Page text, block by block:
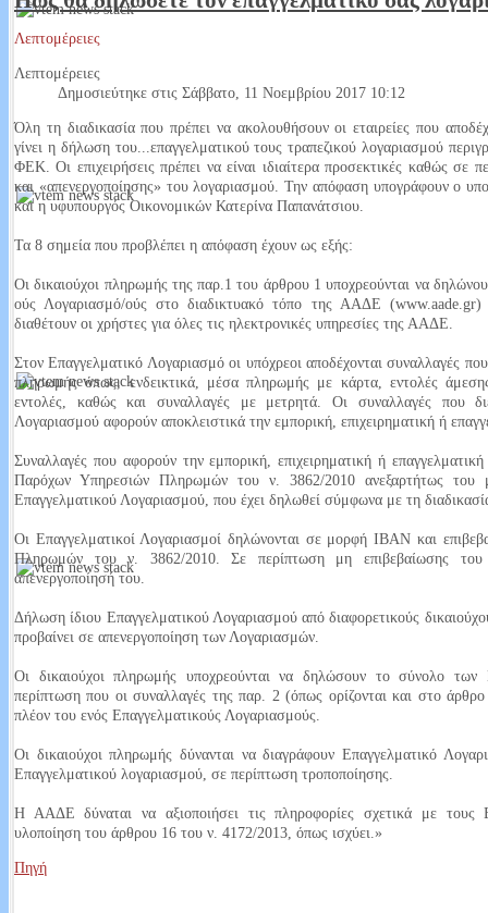
Αυτή είναι η κουλτούρα μας; Το αρχοντικό του Τριαντάφυλλου
Ο Αμορανίτης, Τριαντάφυλλος γεννήθηκε στην Αμόρανη το 1808 και
Read More...
Έχω μάτια και βλέπω. Σοκάρουν τα στοιχεία από την μεταδημότευση
Στις τελευταίες βουλευτικές εκλογές 307 ήταν οι εγγεγραμμένοι στους
Σύμφωνα με τις τελευταίες μεταδημοτεύσεις έφτασαν περίπου τους 340.
Read More...
Που είναι οι εικόνες οεο;
Καυτή πατάτα που κανένας δεν τη αγγίζει και κανένας δεν παίρνει θέση.
ασχολούνται δεν μιλάνε δημοσίως βλέπετε πάνω από όλα οι δημόσιες
Ως πότε θα πληρώνουμε την ΔΕΥΑΝ;
Μια επιστολή που πέρασε στα ψιλά εν μέσω κρίσης, η ανάλυση του
καταλληλότητα του νερού στα χωριά της Ορεινής Ναυπακτίας, η
Read More...
Λεπτομέρειες
Λεπτομέρειες
Δημοσιεύτηκε στις Σάββατο, 11 Νοεμβρίου 2017 10:12
Όλη τη διαδικασία που πρέπει να ακολουθήσουν οι εταιρείες που
γίνει η δήλωση του... επαγγελματικού τους τραπεζικού λογαριασμού
ΦΕΚ. Οι επιχειρήσεις πρέπει να είναι ιδιαίτερα προσεκτικές καθώς σε
και «απενεργοποίησης» του λογαριασμού. Την απόφαση υπογράφουν ο
και η υφυπουργός Οικονομικών Κατερίνα Παπανάτσιου.
Τα 8 σημεία που προβλέπει η απόφαση έχουν ως εξής:
Οι δικαιούχοι πληρωμής της παρ.1 του άρθρου 1 υποχρεούνται να
ούς Λογαριασμό/ούς στο διαδικτυακό τόπο της ΑΑΔΕ
διαθέτουν οι χρήστες για όλες τις ηλεκτρονικές υπηρεσίες της ΑΑΔΕ.
Στον Επαγγελματικό Λογαριασμό οι υπόχρεοι αποδέχονται συναλλαγές
πληρωμής όπως, ενδεικτικά, μέσα πληρωμής με κάρτα, εντολές
εντολές, καθώς και συναλλαγές με μετρητά. Οι συναλλαγές που
Λογαριασμού αφορούν αποκλειστικά την εμπορική, επιχειρηματική ή
Συναλλαγές που αφορούν την εμπορική, επιχειρηματική ή
Παρόχων Υπηρεσιών Πληρωμών του ν. 3862/2010 ανεξαρτήτως του
Επαγγελματικού Λογαριασμού, που έχει δηλωθεί σύμφωνα με τη
Οι Επαγγελματικοί Λογαριασμοί δηλώνονται σε μορφή IBAN και
Πληρωμών του ν. 3862/2010. Σε περίπτωση μη επιβεβαίωσης
απενεργοποίησή του.
Δήλωση ίδιου Επαγγελματικού Λογαριασμού από διαφορετικούς
προβαίνει σε απενεργοποίηση των Λογαριασμών.
Οι δικαιούχοι πληρωμής υποχρεούνται να δηλώσουν το σύνολο των
περίπτωση που οι συναλλαγές της παρ. 2 (όπως ορίζονται και στο
πλέον του ενός Επαγγελματικούς Λογαριασμούς.
Οι δικαιούχοι πληρωμής δύνανται να διαγράφουν Επαγγελματικό
Επαγγελματικού λογαριασμού, σε περίπτωση τροποποίησης.
Η ΑΑΔΕ δύναται να αξιοποιήσει τις πληροφορίες σχετικά με τους
υλοποίηση του άρθρου 16 του ν. 4172/2013, όπως ισχύει.»
Πηγή